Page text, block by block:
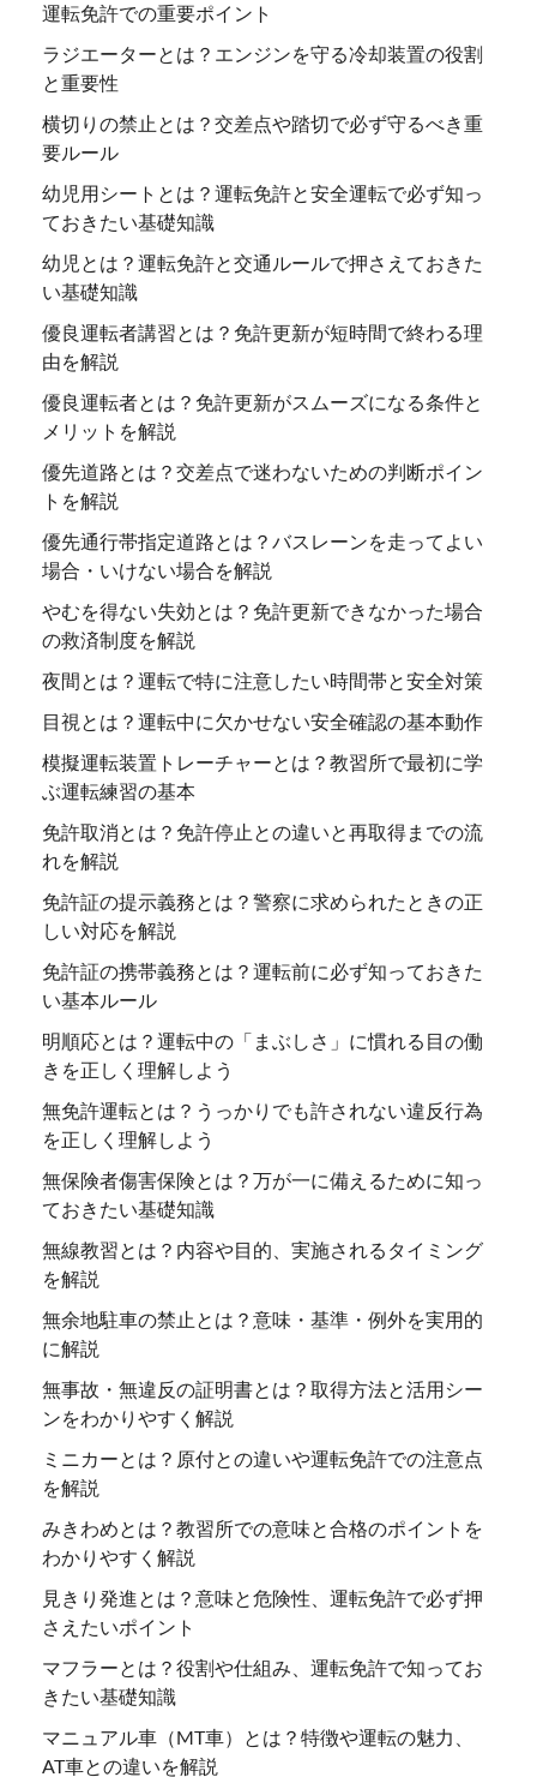
運転免許での重要ポイント
ラジエーターとは？エンジンを守る冷却装置の役割
と重要性
横切りの禁止とは？交差点や踏切で必ず守るべき重
要ルール
幼児用シートとは？運転免許と安全運転で必ず知っ
ておきたい基礎知識
幼児とは？運転免許と交通ルールで押さえておきた
い基礎知識
優良運転者講習とは？免許更新が短時間で終わる理
由を解説
優良運転者とは？免許更新がスムーズになる条件と
メリットを解説
優先道路とは？交差点で迷わないための判断ポイン
トを解説
優先通行帯指定道路とは？バスレーンを走ってよい
場合・いけない場合を解説
やむを得ない失効とは？免許更新できなかった場合
の救済制度を解説
夜間とは？運転で特に注意したい時間帯と安全対策
目視とは？運転中に欠かせない安全確認の基本動作
模擬運転装置トレーチャーとは？教習所で最初に学
ぶ運転練習の基本
免許取消とは？免許停止との違いと再取得までの流
れを解説
免許証の提示義務とは？警察に求められたときの正
しい対応を解説
免許証の携帯義務とは？運転前に必ず知っておきた
い基本ルール
明順応とは？運転中の「まぶしさ」に慣れる目の働
きを正しく理解しよう
無免許運転とは？うっかりでも許されない違反行為
を正しく理解しよう
無保険者傷害保険とは？万が一に備えるために知っ
ておきたい基礎知識
無線教習とは？内容や目的、実施されるタイミング
を解説
無余地駐車の禁止とは？意味・基準・例外を実用的
に解説
無事故・無違反の証明書とは？取得方法と活用シー
ンをわかりやすく解説
ミニカーとは？原付との違いや運転免許での注意点
を解説
みきわめとは？教習所での意味と合格のポイントを
わかりやすく解説
見きり発進とは？意味と危険性、運転免許で必ず押
さえたいポイント
マフラーとは？役割や仕組み、運転免許で知ってお
きたい基礎知識
マニュアル車（MT車）とは？特徴や運転の魅力、
AT車との違いを解説